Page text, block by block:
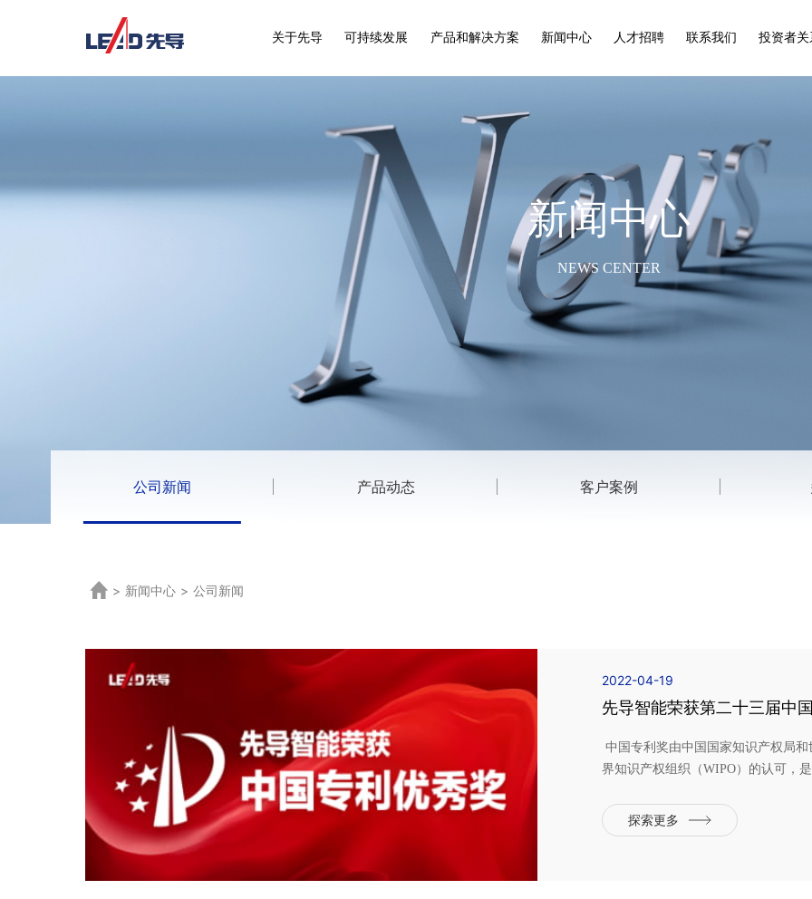
关于先导 可持续发展 产品和解决方案 新闻中心 人才招聘 联系我们 投资者关
新闻中心
NEWS CENTER
公司新闻 产品动态 客户案例
> 新闻中心 > 公司新闻
2022-04-19
先导智能荣获第二十三届中
中国专利奖由中国国家知识产权局
界知识产权组织（WIPO）的认可，
利主要用于新能源汽车动力锂电池的
提高电池...
探索更多